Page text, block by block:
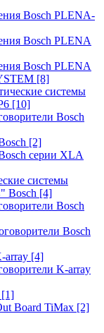
Bosch PLENA-
Bosch PLENA
Bosch PLENA
[8]
системы
[10]
Bosch
[2]
серии XLA
системы
Bosch [4]
Bosch
Bosch
array [4]
K-array
[1]
Board TiMax [2]